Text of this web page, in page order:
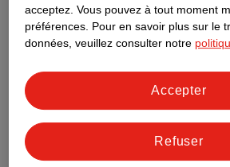
WeCare Pains
3.
69 4
acceptez. Vous pouvez à tout moment
préférences. Pour en savoir plus sur le
données, veuillez consulter notre
Refuser
Accepter